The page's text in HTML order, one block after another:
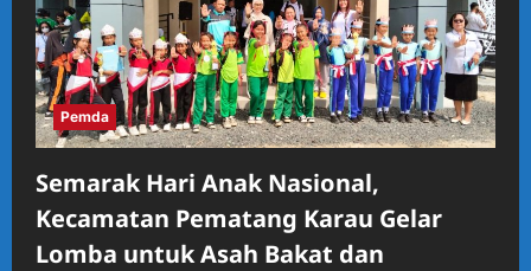
Sekda
Pimpin
Audiensi
dengan
LAN
di
Samarinda
Pemda
Semarak Hari Anak Nasional,
Kecamatan Pematang Karau Gelar
Lomba untuk Asah Bakat dan